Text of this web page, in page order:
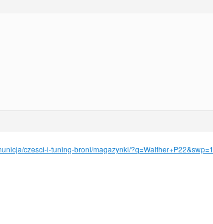
czesci-i-tuning-broni/magazynki/?q=Walther+P22&swp=1